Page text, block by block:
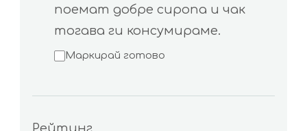
поемат добре сиропа и чак
тогава ги консумираме.
Маркирай готово
Рейтинг